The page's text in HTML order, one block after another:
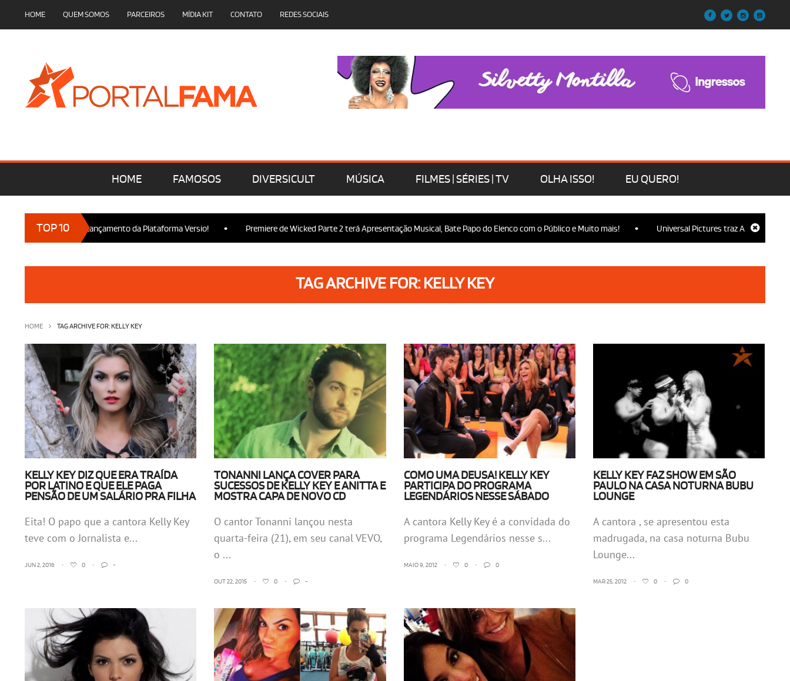
HOME QUEM SOMOS PARCEIROS MÍDIA KIT CONTATO REDES SOCIAIS
HOME FAMOSOS DIVERSICULT MÚSICA FILMES | SÉRIES | TV OLHA ISSO! EU QUERO!
TOP 10
presença no Lançamento da Plataforma Versio! Premiere de Wicked Parte 2 terá Apresentação Musical, Bate Papo do Elenco com o Público e Muito mais! Universal Pictures traz Ariana Grande,
TAG ARCHIVE FOR: KELLY KEY
HOME TAG ARCHIVE FOR: KELLY KEY
KELLY KEY DIZ QUE ERA TRAÍDA
POR LATINO E QUE ELE PAGA
PENSÃO DE UM SALÁRIO PRA FILHA
Eita! O papo que a cantora Kelly Key
teve com o Jornalista e...
JUN 2, 2016 • 0 • -
TONANNI LANÇA COVER PARA
SUCESSOS DE KELLY KEY E ANITTA E
MOSTRA CAPA DE NOVO CD
O cantor Tonanni lançou nesta
quarta-feira (21), em seu canal VEVO,
o ...
OUT 22, 2015 • 0 • -
COMO UMA DEUSA! KELLY KEY
PARTICIPA DO PROGRAMA
LEGENDÁRIOS NESSE SÁBADO
A cantora Kelly Key é a convidada do
programa Legendários nesse s...
MAIO 9, 2012 • 0 • 0
KELLY KEY FAZ SHOW EM SÃO
PAULO NA CASA NOTURNA BUBU
LOUNGE
A cantora , se apresentou esta
madrugada, na casa noturna Bubu
Lounge...
MAR 25, 2012 • 0 • 0